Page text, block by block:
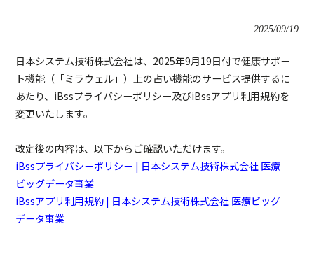
2025/09/19
日本システム技術株式会社は、 2025年9月19日付で健康サポー
ト機能（「ミラウェル」）上の占い機能のサービス提供するに
あたり、 iBssプライバシーポリシー及びiBssアプリ利用規約を
変更いたします。
改定後の内容は、以下からご確認いただけます。
iBssプライバシーポリシー | 日本システム技術株式会社 医療
ビッグデータ事業
iBssアプリ利用規約 | 日本システム技術株式会社 医療ビッグ
データ事業